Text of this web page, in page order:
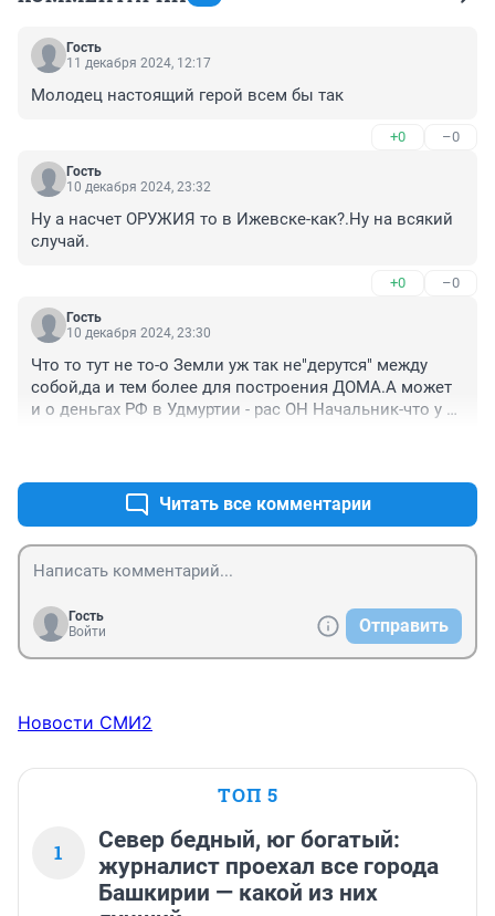
Гость
11 декабря 2024, 12:17
Молодец настоящий герой всем бы так
+0 –0
Гость
10 декабря 2024, 23:32
Ну а насчет ОРУЖИЯ то в Ижевске-как?.Ну на всякий
случай.
+0 –0
Гость
10 декабря 2024, 23:30
Что то тут не то-о Земли уж так не"дерутся" между
собой,да и тем более для построения ДОМА.А может
и о деньгах РФ в Удмуртии - рас ОН Начальник-что у
Читать все комментарии
Гость
Войти
Отправить
Новости СМИ2
ТОП 5
1
Север бедный, юг богатый:
журналист проехал все города
Башкирии — какой из них